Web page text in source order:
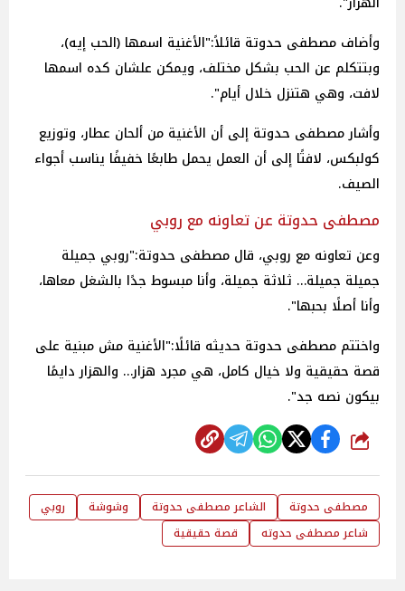
وأضاف مصطفى حدوتة قائلاً:"الأغنية اسمها (الحب إيه)،
وبتتكلم عن الحب بشكل مختلف، ويمكن علشان كده اسمها
لافت، وهي هتنزل خلال أيام".
وأشار مصطفى حدوتة إلى أن الأغنية من ألحان عطار، وتوزيع
كولبكس، لافتًا إلى أن العمل يحمل طابعًا خفيفًا يناسب أجواء
الصيف.
مصطفى حدوتة عن تعاونه مع روبي
وعن تعاونه مع روبي، قال مصطفى حدوتة:"روبي جميلة
جميلة جميلة… ثلاثة جميلة، وأنا مبسوط جدًا بالشغل معاها،
وأنا أصلًا بحبها".
واختتم مصطفى حدوتة حديثه قائلًا:"الأغنية مش مبنية على
قصة حقيقية ولا خيال كامل، هي مجرد هزار… والهزار دايمًا
بيكون نصه جد".
شارك
مصطفى حدوتة الشاعر مصطفى حدوتة وشوشة
روبي
شاعر مصطفى حدوته
قصة حقيقية